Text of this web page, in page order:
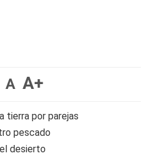
A A+
tierra por parejas
pescado
desierto